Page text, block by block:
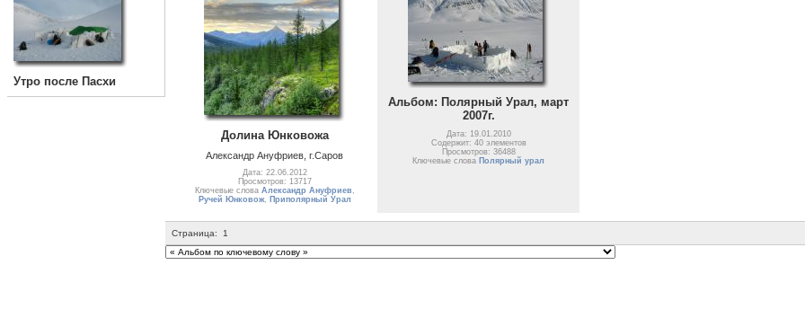
Утро после Пасхи
Долина Юнковожа
Александр Ануфриев, г.Саров
Дата: 22.06.2012
Просмотров: 13717
Ключевые слова Александр Ануфриев ,
Ручей Юнковож, Приполярный Урал
Альбом: Полярный Урал, март
2007г.
Дата: 19.01.2010
Содержит: 40 элементов
Просмотров: 36488
Ключевые слова Полярный урал
Страница: 1